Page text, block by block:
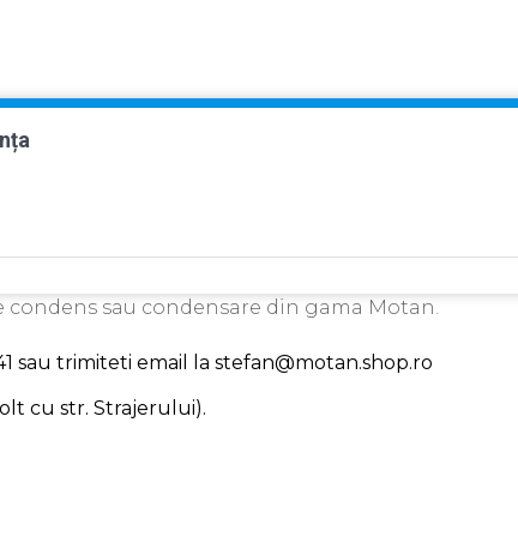
sau condensare din gama Motan.
sau trimiteti email la stefan@motan.shop.ro
cu str. Strajerului).